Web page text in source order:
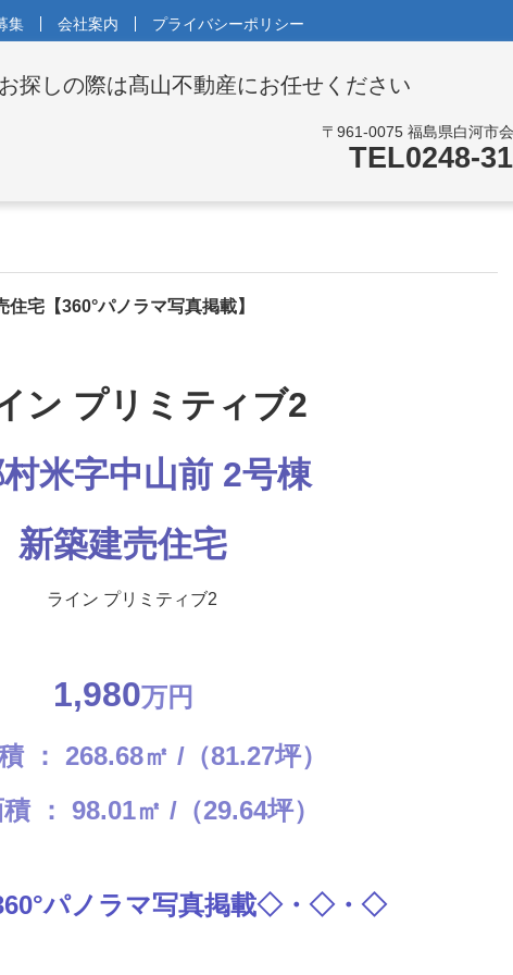
集 会社案内 プライバシーポリシー
探しの際は髙山不動産にお任せください
〒961-0075 福島県白河市
TEL0248-
宅【360°パノラマ写真掲載】
米字中山前 2号棟
新築建売住宅
1,980万円
： 268.68㎡ /（81.27坪）
： 98.01㎡ /（29.64坪）
パノラマ写真掲載◇・◇・◇